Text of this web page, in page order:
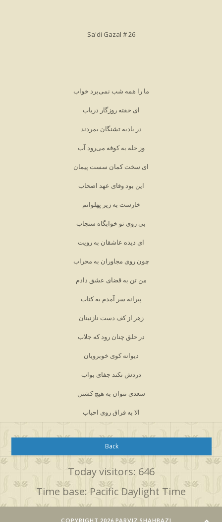
Sa'di Gazal # 26
ما را همه شب نمی‌برد خواب
ای خفته روزگار دریاب
در بادیه تشنگان بمردند
وز حله به کوفه می‌رود آب
ای سخت کمان سست پیمان
این بود وفای عهد اصحاب
خارست به زیر پهلوانم
بی روی تو خوابگاه سنجاب
ای دیده عاشقان به رویت
چون روی مجاوران به محراب
من تن به قضای عشق دادم
پیرانه سر آمدم به کتاب
زهر از کف دست نازنینان
در حلق چنان رود که جلاب
دیوانه کوی خوبرویان
دردش نکند جفای بواب
سعدی نتوان به هیچ کشتن
الا به فراق روی احباب
Back
Today visitors: 646
Time base: Pacific Daylight Time
COPYRIGHT 2026 PARVIZ SHAHBAZI